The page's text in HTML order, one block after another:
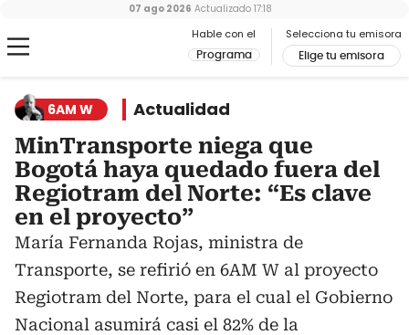
Hable con el
Programa
Selecciona tu emisora
Elige tu emisora
07 ago 2026 Actualizado 17:18
6AM W Actualidad
MinTransporte niega que
Bogotá haya quedado fuera del
Regiotram del Norte: “Es clave
en el proyecto”
María Fernanda Rojas, ministra de
Transporte, se refirió en 6AM W al proyecto
Regiotram del Norte, para el cual el Gobierno
Nacional asumirá casi el 82% de la